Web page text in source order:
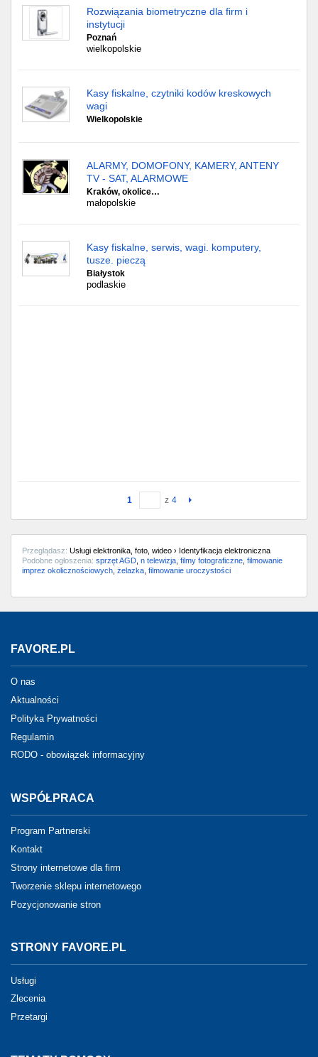
Rozwiązania biometryczne dla firm i
instytucji
Poznań
wielkopolskie
Kasy fiskalne, czytniki kodów kreskowych
wagi
Wielkopolskie
ALARMY, DOMOFONY, KAMERY, ANTENY
TV - SAT, ALARMOWE
Kraków, okolice…
małopolskie
Kasy fiskalne, serwis, wagi. komputery,
tusze. pieczą
Białystok
podlaskie
1 z 4
Przeglądasz: Usługi elektronika, foto, wideo › Identyfikacja elektroniczna
Podobne ogłoszenia: sprzęt AGD n telewizja filmy fotograficzne filmowanie
imprez okolicznościowych żelazka filmowanie uroczystości
FAVORE.PL
O nas
Aktualności
Polityka Prywatności
Regulamin
RODO - obowiązek informacyjny
WSPÓŁPRACA
Program Partnerski
Kontakt
Strony internetowe dla firm
Tworzenie sklepu internetowego
Pozycjonowanie stron
STRONY FAVORE.PL
Usługi
Zlecenia
Przetargi